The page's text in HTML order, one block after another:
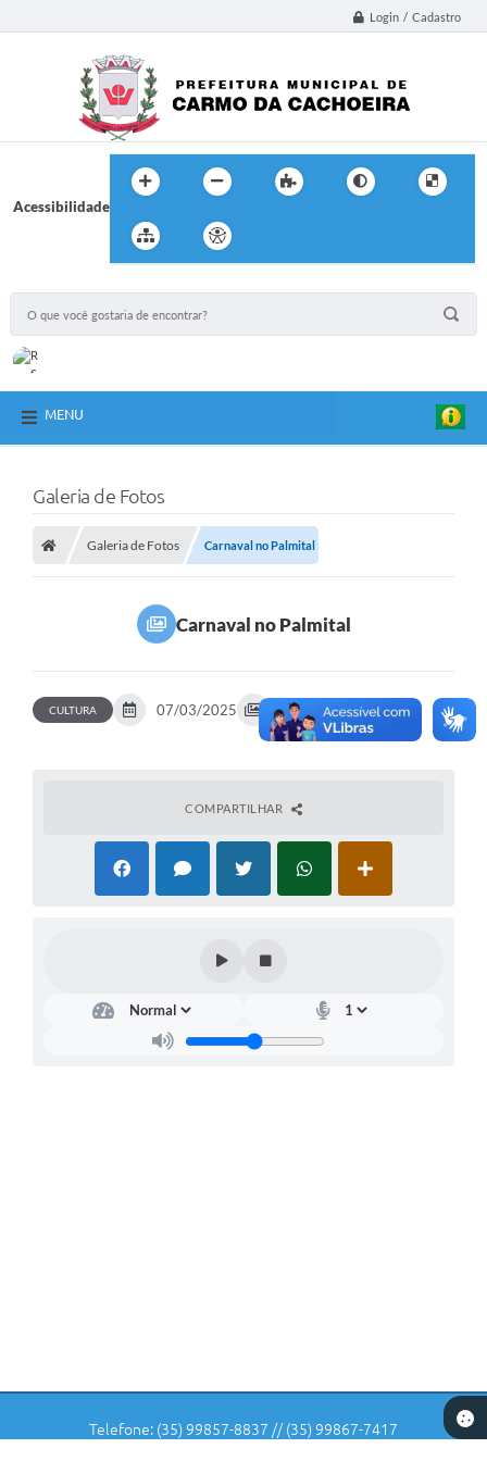
Login / Cadastro
Acessibilidade
MENU
Galeria de Fotos
Galeria de Fotos Carnaval no Palmital
Carnaval no Palmital
CULTURA 07/03/2025 68 fotos
COMPARTILHAR
Telefone: (35) 99857-8837 // (35) 99867-7417